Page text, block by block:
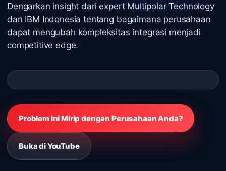
Dengarkan insight dari expert Multipolar Technology
dan IBM Indonesia tentang bagaimana perusahaan
dapat mengubah kompleksitas integrasi menjadi
competitive edge.
Problem Ini Mirip dengan Perusahaan Anda?
Buka di YouTube